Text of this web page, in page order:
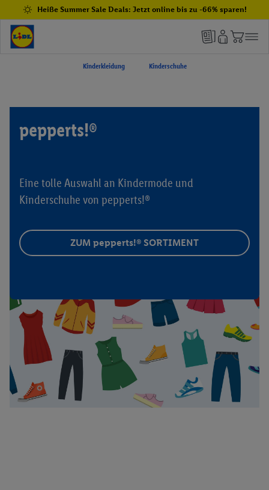
Heiße Summer Sale Deals: Jetzt online bis zu -66% sparen!
Kinderkleidung Kinderschuhe
pepperts!®
Eine tolle Auswahl an Kindermode und
Kinderschuhe von pepperts!®
ZUM pepperts!® SORTIMENT